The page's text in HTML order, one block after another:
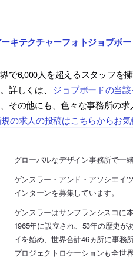
キテクチャーフォトジョブボ
で6,000人を超えるスタッフを
詳しくは、
ジョブボードの当
その他にも、色々な事務所の求
の求人の投稿はこちらからお
グローバルなデザイン事務所で一
ゲンスラー・アンド・アソシエイ
インターンを募集しています。
ゲンスラーはサンフランシスコに
1965年に設立され、53年の歴史
イを始め、世界合計46ヵ所に事務
プロジェクトロケーションも全世